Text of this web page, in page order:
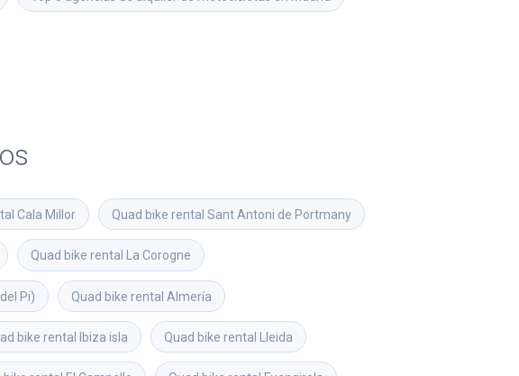
Cala Millor Quad bike rental Sant Antoni de Portmany
Quad bike rental La Corogne
Pi) Quad bike rental Almería
bike rental Ibiza isla Quad bike rental Lleida